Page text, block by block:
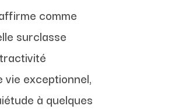
comme
surclasse
exceptionnel,
à quelques